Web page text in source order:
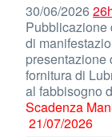
30/06/2026
Pubblicazione
di
presentazione
fornitura di
al fabbisogno
Scadenza
21/07/2026